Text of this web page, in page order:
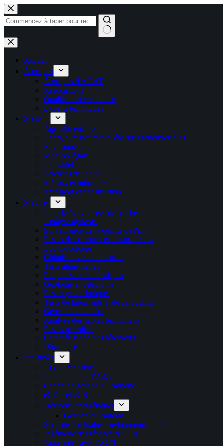
Passer
au
contenu
Aucun
résultat
Accueil
À propos
À propos d'AGAT
Associations
Qualité et accréditation
Experts techniques
Secteurs
Agroalimentaire
Énergie, ressources et énergies renouvelables
Environnement
Médico-légale
Industriel
Sciences de la vie
Métaux et minéraux
Transport et construction
Services
Propriétés avancées des roches
Analyse agricole
Surveillance de la qualité de l'air
Essais des carottes et des matériaux
Écotoxicologie
Chimie environnementale
Tests alimentaires
Enquêtes criminalistiques
Géologie et pétrologie
Essais géotechniques
Tests de lubrifiants et de carburants
Géochimie minière
Analyse des sables bitumineux
Essais pétroliers
Caractérisation des réservoirs
Ultra-trace
Initiatives
AGAT x Statvis
Laboratoire de l'Arizona
Centre de gestion du carbone
eCDT et eCB
Horizons énergétiques
Gestion du carbone
Série de séminaires environnementaux
Ingénierie des réservoirs EOR
Apprendre avec AGAT